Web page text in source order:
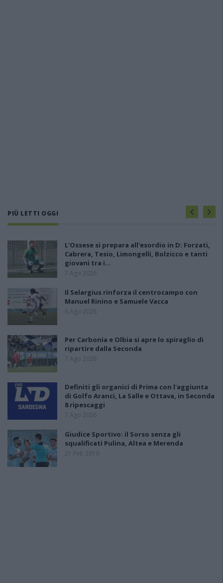
PIÙ LETTI OGGI
L'Ossese si prepara all'esordio in D: Forzati,
Cabrera, Tesio, Limongelli, Bolzicco e tanti
giovani tra i…
7 Ago 2026
Il Selargius rinforza il centrocampo con
Manuel Rinino e Samuele Vacca
6 Ago 2026
Per Carbonia e Olbia si apre lo spiraglio di
ripartire dalla Seconda
7 Ago 2026
Definiti gli organici di Prima con l'aggiunta
di Golfo Aranci, La Salle e Ottava, in Seconda
8 ripescaggi
7 Ago 2026
Giudice Sportivo: il Sorso senza gli
squalificati Pulina, Altea e Merenda
21 Feb 2019